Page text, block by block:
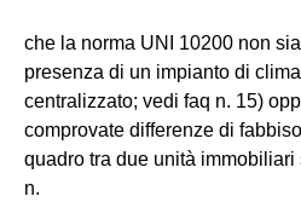
che la norma UNI 10200 non
presenza di un impianto di
centralizzato; vedi faq n. 15)
comprovate differenze di
quadro tra due unità
n.